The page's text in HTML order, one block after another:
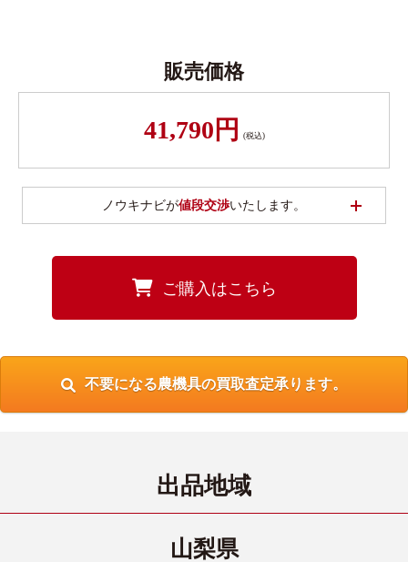
販売価格
41,790円 (税込)
ノウキナビが値段交渉いたします。
ご購入はこちら
不要になる農機具の買取査定承ります。
出品地域
山梨県